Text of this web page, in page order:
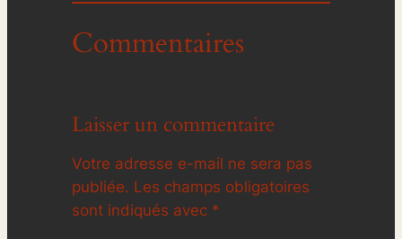
Commentaires
Laisser un commentaire
Votre adresse e-mail ne sera pas
publiée. Les champs obligatoires
sont indiqués avec *